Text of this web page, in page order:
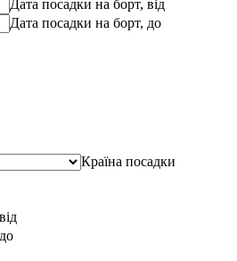
Дата посадки на борт, від
Дата посадки на борт, до
Країна посадки